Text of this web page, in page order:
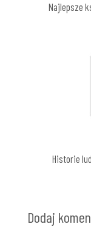
Najlepsze
Historie
Dodaj